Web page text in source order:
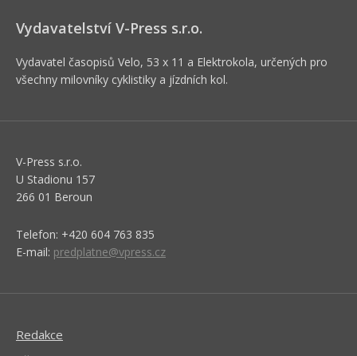
Vydavatelství V-Press s.r.o.
Vydavatel časopisů Velo, 53 x 11 a Elektrokola, určených pro
všechny milovníky cyklistiky a jízdních kol.
V-Press s.r.o.
U Stadionu 157
266 01 Beroun
Telefon: +420 604 763 835
E-mail: predplatne@vpress.cz
Redakce